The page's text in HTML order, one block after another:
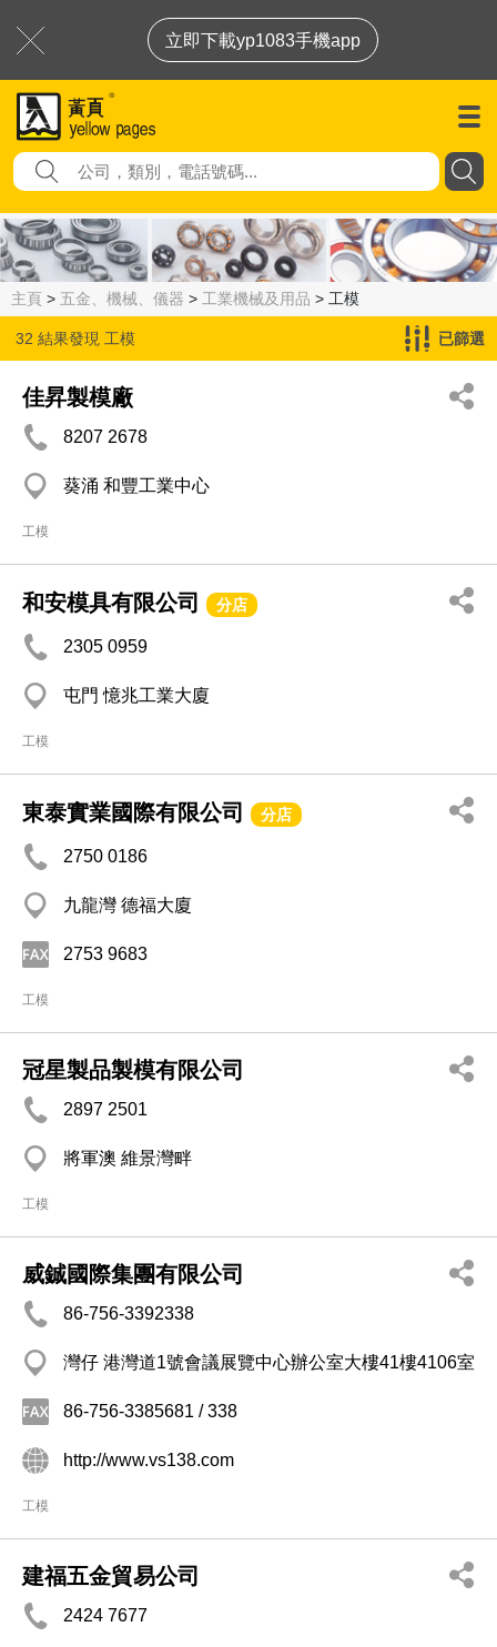
立即下載yp1083手機app
主頁 > 五金、機械、儀器 > 工業機械及用品 > 工模
32 結果發現 工模 已篩選
佳昇製模廠
8207 2678
葵涌 和豐工業中心
工模
和安模具有限公司 分店
2305 0959
屯門 憶兆工業大廈
工模
東泰實業國際有限公司 分店
2750 0186
九龍灣 德福大廈
2753 9683
工模
冠星製品製模有限公司
2897 2501
將軍澳 維景灣畔
工模
威鋮國際集團有限公司
86-756-3392338
灣仔 港灣道1號會議展覽中心辦公室大樓41樓4106室
86-756-3385681 / 338
http://www.vs138.com
工模
建福五金貿易公司
2424 7677